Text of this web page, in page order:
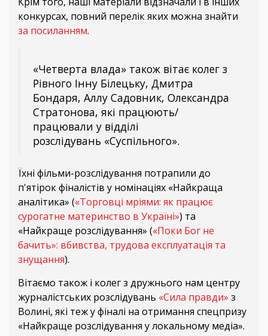
конкурсах, повний перелік яких можна знайти
за посиланням.
«Четверта влада» також вітає колег з
Рівного Інну Білецьку, Дмитра
Бондаря, Аллу Садовник, Олександра
Стратонова, які працюють/
працювали у відділі
розслідувань «Суспільного».
Їхні фільми-розслідування потрапили до
п'ятірок фіналістів у номінаціях «Найкраща
аналітика» («Торговці мріями: як працює
сурогатне материнство в Україні») та
«Найкраще розслідування» («Поки Бог не
бачить»: вбивства, трудова експлуатація та
знущання).
Вітаємо також і колег з дружнього нам центру
журналістських розслідувань «Сила правди» з
Волині, які теж у фіналі на отримання спецпризу
«Найкраще розслідування у локальному медіа».